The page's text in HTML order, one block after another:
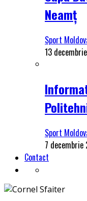
Neamț
Sport
13
Sport
7 decembrie
Contact